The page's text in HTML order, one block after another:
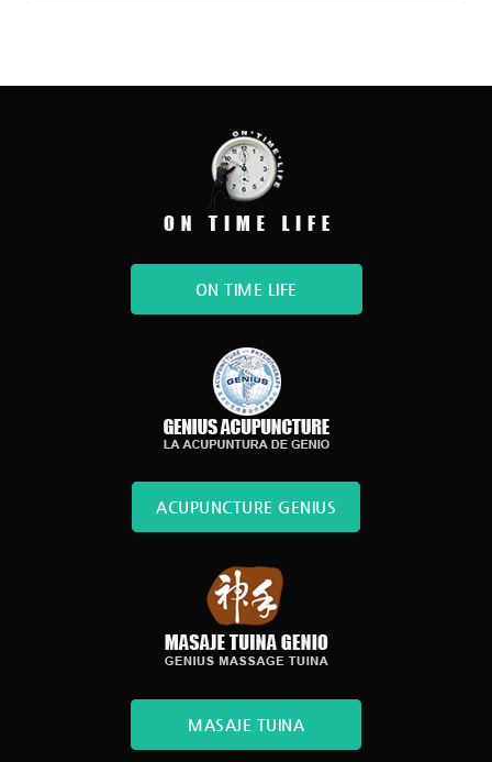
ON TIME LIFE
ACUPUNCTURE GENIUS
MASAJE TUINA